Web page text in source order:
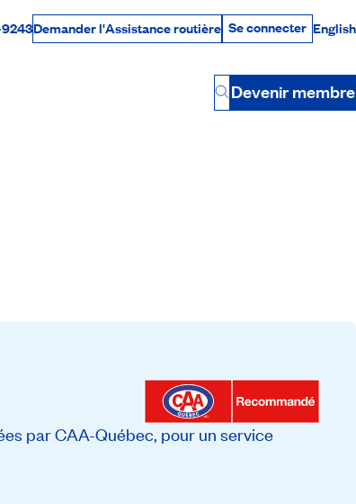
téléphoneDemander l'Assistance routière Se connecter
Se connecter English
Button
Devenir membre
par CAA-Québec, pour un service